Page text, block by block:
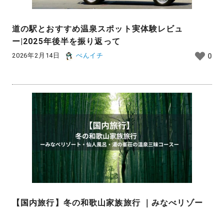
道の駅とおすすめ温泉スポット実体験レビュ
ー|2025年後半を振り返って
2026年2月14日 ぺんイチ 0
【国内旅行】冬の和歌山家族旅行 ｜みなべリゾー